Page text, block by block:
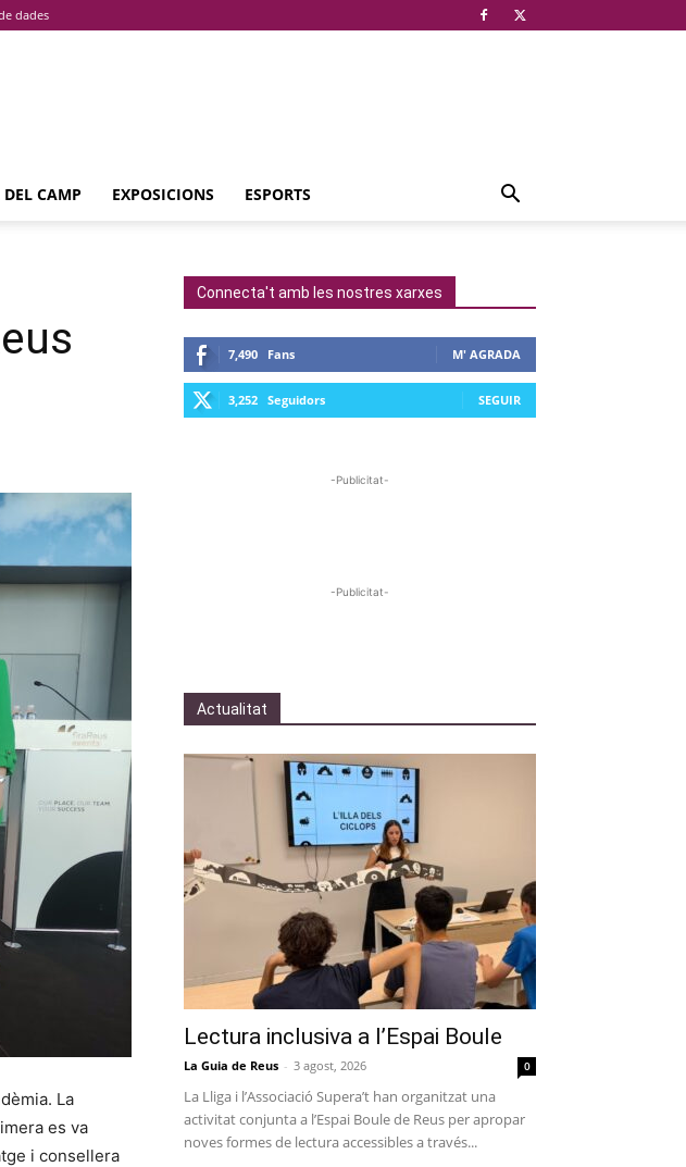
dades
CAMP EXPOSICIONS ESPORTS
La
es va
i consellera
Connecta't amb les nostres xarxes
7,490 Fans M' AGRADA
3,252 Seguidors SEGUIR
-Publicitat-
-Publicitat-
Actualitat
Lectura inclusiva a l’Espai Boule
La Guia de Reus - 3 agost, 2026 0
La Lliga i l’Associació Supera’t han organitzat una
activitat conjunta a l’Espai Boule de Reus per apropar
noves formes de lectura accessibles a través...